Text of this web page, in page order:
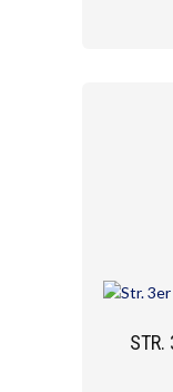
STR.